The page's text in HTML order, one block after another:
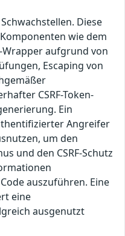
Diese
wie dem
Wrapper aufgrund von
Escaping von
CSRF-Token-
Ein
Angreifer
um den
und den CSRF-Schutz
auszuführen. Eine
eine
ausgenutzt